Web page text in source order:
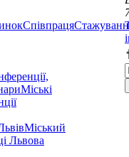
Співпраця
Міські
Міський
Львова